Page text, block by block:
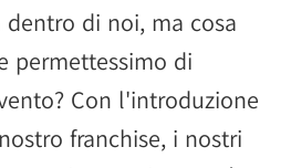
di noi, ma cosa
permettessimo di
Con l'introduzione
franchise, i nostri